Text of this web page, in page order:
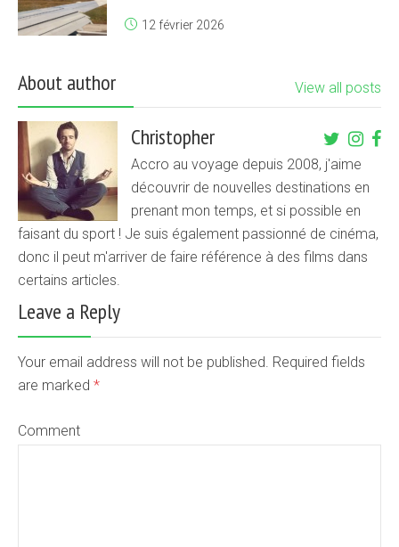
12 février 2026
About author View all posts
Christopher
Accro au voyage depuis 2008, j'aime
découvrir de nouvelles destinations en
prenant mon temps, et si possible en
faisant du sport ! Je suis également passionné de cinéma,
donc il peut m'arriver de faire référence à des films dans
certains articles.
Leave a Reply
Your email address will not be published. Required fields
are marked *
Comment